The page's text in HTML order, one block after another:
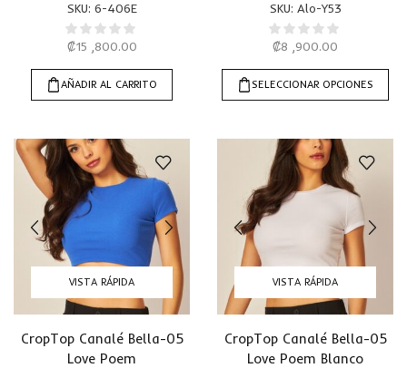
SKU: 6-406E
₡15 ,800.00
AÑADIR AL CARRITO
SKU: Alo-Y53
₡8 ,900.00
SELECCIONAR OPCIONES
VISTA RÁPIDA
CropTop Canalé Bella-05
Love Poem
VISTA RÁPIDA
CropTop Canalé Bella-05
Love Poem Blanco